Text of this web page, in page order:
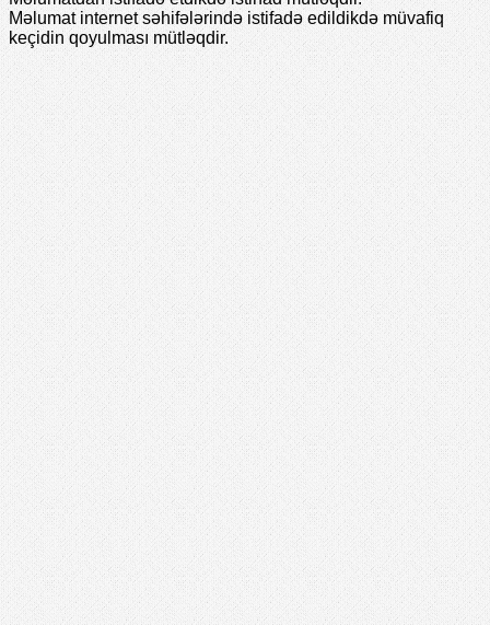
Məlumat internet səhifələrində istifadə edildikdə müvafiq
keçidin qoyulması mütləqdir.